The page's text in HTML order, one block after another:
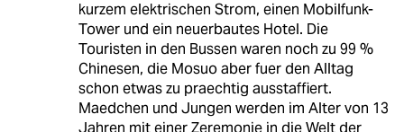
kurzem elektrischen Strom, einen Mobilfunk-
Tower und ein neuerbautes Hotel. Die
Touristen in den Bussen waren noch zu 99 %
Chinesen, die Mosuo aber fuer den Alltag
schon etwas zu praechtig ausstaffiert.
Maedchen und Jungen werden im Alter von 13
Jahren mit einer Zeremonie in die Welt der